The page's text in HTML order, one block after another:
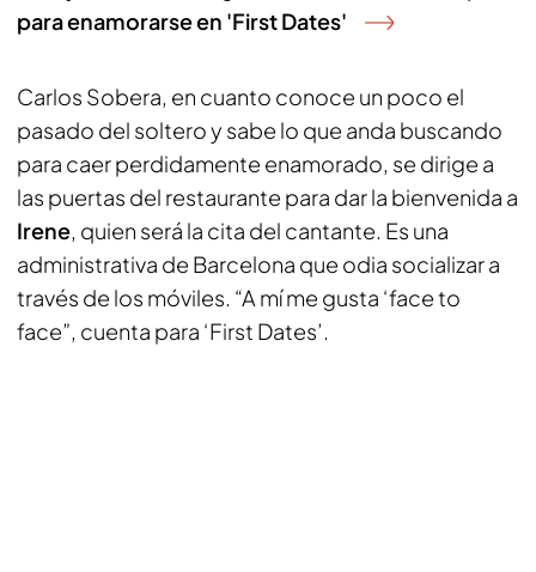
para enamorarse en 'First Dates'
Carlos Sobera, en cuanto conoce un poco el
pasado del soltero y sabe lo que anda buscando
para caer perdidamente enamorado, se dirige a
las puertas del restaurante para dar la bienvenida a
Irene, quien será la cita del cantante. Es una
administrativa de Barcelona que odia socializar a
través de los móviles. “A mí me gusta ‘face to
face”, cuenta para ‘First Dates’.